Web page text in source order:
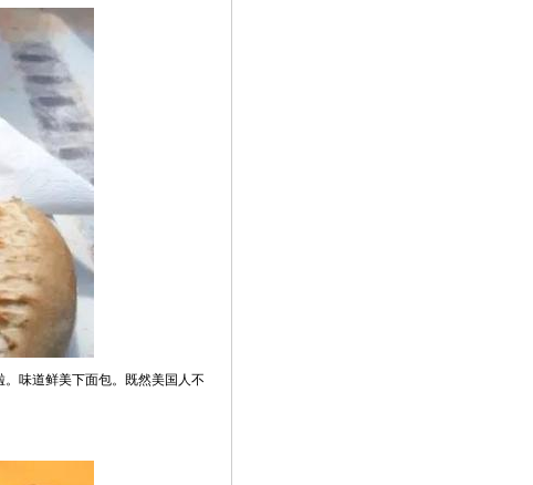
味道鲜美下面包。既然美国人不